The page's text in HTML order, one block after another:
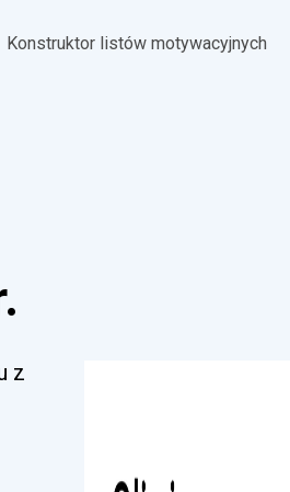
Konstruktor listów motywacyjnych
z